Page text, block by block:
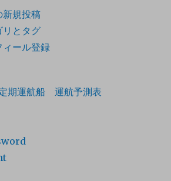
新規投稿
リとタグ
ィール登録
期運航船 運航予測表